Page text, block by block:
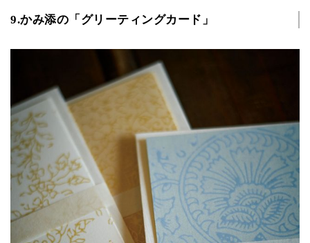
9.かみ添の「グリーティングカード」